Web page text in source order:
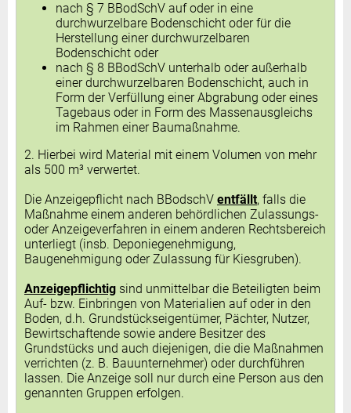
nach § 7 BBodSchV auf oder in eine
durchwurzelbare Bodenschicht oder für die
Herstellung einer durchwurzelbaren
Bodenschicht oder
nach § 8 BBodSchV unterhalb oder außerhalb
einer durchwurzelbaren Bodenschicht, auch in
Form der Verfüllung einer Abgrabung oder eines
Tagebaus oder in Form des Massenausgleichs
im Rahmen einer Baumaßnahme.
2. Hierbei wird Material mit einem Volumen von mehr
als 500 m³ verwertet.
Die Anzeigepflicht nach BBodschV entfällt, falls die
Maßnahme einem anderen behördlichen Zulassungs-
oder Anzeigeverfahren in einem anderen Rechtsbereich
unterliegt (insb. Deponiegenehmigung,
Baugenehmigung oder Zulassung für Kiesgruben).
Anzeigepflichtig sind unmittelbar die Beteiligten beim
Auf- bzw. Einbringen von Materialien auf oder in den
Boden, d.h. Grundstückseigentümer, Pächter, Nutzer,
Bewirtschaftende sowie andere Besitzer des
Grundstücks und auch diejenigen, die die Maßnahmen
verrichten (z. B. Bauunternehmer) oder durchführen
lassen. Die Anzeige soll nur durch eine Person aus den
genannten Gruppen erfolgen.